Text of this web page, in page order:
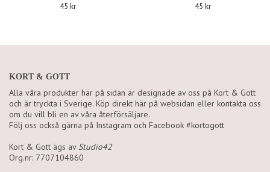
45 kr
45 kr
KORT & GOTT
Alla våra produkter här på sidan är designade av oss på Kort & Gott
och är tryckta i Sverige. Köp direkt här på websidan eller kontakta oss
om du vill bli en av våra återförsäljare.
Följ oss också gärna på Instagram och Facebook #kortogott
Kort & Gott ägs av Studio42
Org.nr: 7707104860